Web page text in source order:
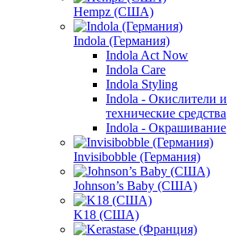
Hempz (США)
Indola (Германия)
Indola Act Now
Indola Care
Indola Styling
Indola - Окислители и
технические средства
Indola - Окрашивание
Invisibobble (Германия)
Johnson’s Baby (США)
K18 (США)